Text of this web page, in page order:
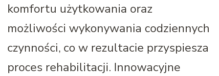
komfortu użytkowania oraz
możliwości wykonywania codziennych
czynności, co w rezultacie przyspiesza
proces rehabilitacji. Innowacyjne